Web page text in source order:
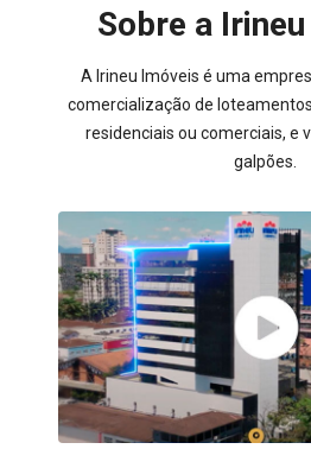
Sobre a
A Irineu Imóveis é uma
comercialização de
residenciais ou comerciais, e
galpões.